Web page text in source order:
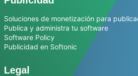
Soluciones de monetización para
Publica y administra tu software
Software Policy
Publicidad en Softonic
Legal